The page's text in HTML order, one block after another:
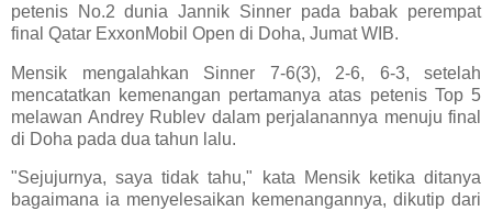
petenis No.2 dunia Jannik Sinner pada babak perempat
final Qatar ExxonMobil Open di Doha, Jumat WIB.
Mensik mengalahkan Sinner 7-6(3), 2-6, 6-3, setelah
mencatatkan kemenangan pertamanya atas petenis Top 5
melawan Andrey Rublev dalam perjalanannya menuju final
di Doha pada dua tahun lalu.
"Sejujurnya, saya tidak tahu," kata Mensik ketika ditanya
bagaimana ia menyelesaikan kemenangannya, dikutip dari